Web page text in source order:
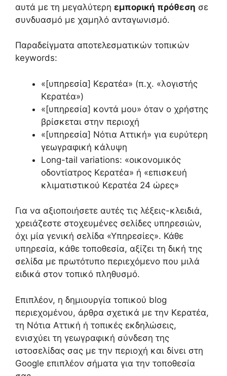
αυτά με τη μεγαλύτερη εμπορική πρόθεση σε
συνδυασμό με χαμηλό ανταγωνισμό.
Παραδείγματα αποτελεσματικών τοπικών
keywords:
«[υπηρεσία] Κερατέα» (π.χ. «λογιστής
Κερατέα»)
«[υπηρεσία] κοντά μου» όταν ο χρήστης
βρίσκεται στην περιοχή
«[υπηρεσία] Νότια Αττική» για ευρύτερη
γεωγραφική κάλυψη
Long-tail variations: «οικονομικός
οδοντίατρος Κερατέα» ή «επισκευή
κλιματιστικού Κερατέα 24 ώρες»
Για να αξιοποιήσετε αυτές τις λέξεις-κλειδιά,
χρειάζεστε στοχευμένες σελίδες υπηρεσιών,
όχι μία γενική σελίδα «Υπηρεσίες». Κάθε
υπηρεσία, κάθε τοποθεσία, αξίζει τη δική της
σελίδα με πρωτότυπο περιεχόμενο που μιλά
ειδικά στον τοπικό πληθυσμό.
Επιπλέον, η δημιουργία τοπικού blog
περιεχομένου, άρθρα σχετικά με την Κερατέα,
τη Νότια Αττική ή τοπικές εκδηλώσεις,
ενισχύει τη γεωγραφική σύνδεση της
ιστοσελίδας σας με την περιοχή και δίνει στη
Google επιπλέον σήματα για την τοποθεσία